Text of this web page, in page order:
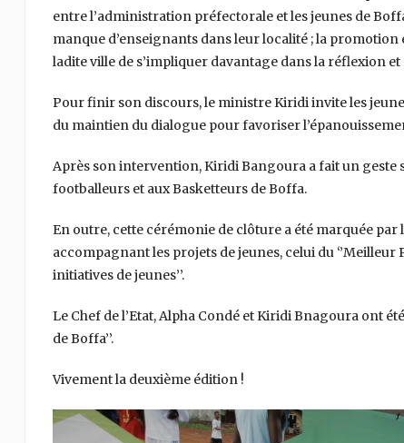
entre l’administration préfectorale et les jeunes de
manque d’enseignants dans leur localité ; la
ladite ville de s’impliquer davantage dans la réflexion
Pour finir son discours, le ministre Kiridi invite les
du maintien du dialogue pour favoriser
Après son intervention, Kiridi Bangoura a fait un
footballeurs et aux Basketteurs de Boffa.
En outre, cette cérémonie de clôture a été marquée par
accompagnant les projets de jeunes, celui du ‘’Meilleur
initiatives de jeunes’’.
Le Chef de l’Etat, Alpha Condé et Kiridi Bnagoura ont
de Boffa’’.
Vivement la deuxième édition !